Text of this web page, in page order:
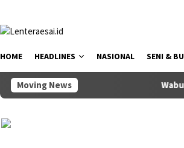
HOME HEADLINES NASIONAL SENI &
Moving News Wabup Bagus Alit